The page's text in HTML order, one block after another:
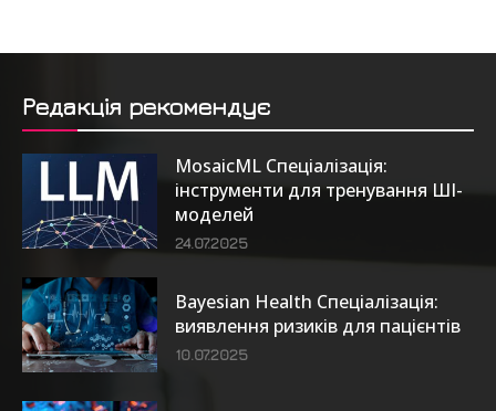
Редакція рекомендує
MosaicML Спеціалізація:
інструменти для тренування ШІ-
моделей
24.07.2025
Bayesian Health Спеціалізація:
виявлення ризиків для пацієнтів
10.07.2025